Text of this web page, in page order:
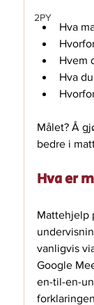
2PY
Hva
Hvem
Hva
Målet? Å
bedre i
Hva er
Mattehjelp
vanligvis
Google
en-til-en-